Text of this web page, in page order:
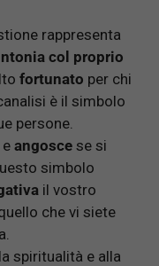
rappresenta
col proprio
fortunato per chi
è il simbolo
persone.
angosce se si
simbolo
il vostro
che vi siete
spiritualità e alla